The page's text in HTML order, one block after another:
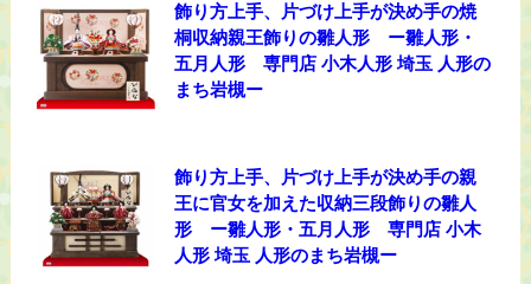
飾り方上手、片づけ上手が決め手の焼
桐収納親王飾りの雛人形 ー雛人形・
五月人形 専門店 小木人形 埼玉 人形の
まち岩槻ー
飾り方上手、片づけ上手が決め手の親
王に官女を加えた収納三段飾りの雛人
形 ー雛人形・五月人形 専門店 小木
人形 埼玉 人形のまち岩槻ー